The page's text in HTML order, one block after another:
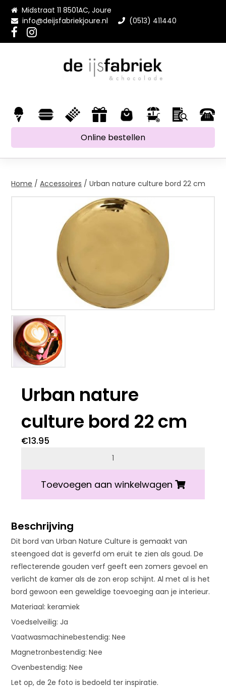
Midstraat 11 8501AC, Joure
info@deijsfabriekjoure.nl
(0513) 411440
Online bestellen
Home /Accessoires / Urban nature culture bord 22 cm
Urban nature
culture bord 22 cm
€13.95
Urban nature culture bord 22 cm aantal
Toevoegen aan winkelwagen
Beschrijving
Dit bord van Urban Nature Culture is gemaakt van
steengoed dat is geverfd om eruit te zien als goud. De
reflecterende gouden verf geeft een zomers gevoel en
verlicht de kamer als de zon erop schijnt. Al met al is het
bord gewoon een geweldige toevoeging aan je interieur.
Materiaal: keramiek
Voedselveilig: Ja
Vaatwasmachinebestendig: Nee
Magnetronbestendig: Nee
Ovenbestendig: Nee
Let op, de 2e foto is bedoeld ter inspiratie.